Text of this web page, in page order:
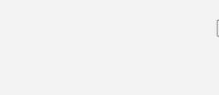
mapear e
as fases